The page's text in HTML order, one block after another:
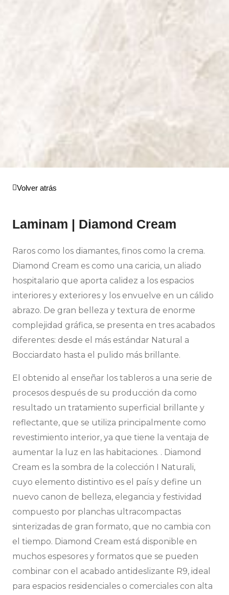
Volver atrás
Laminam | Diamond Cream
Raros como los diamantes, finos como la crema.
Diamond Cream es como una caricia, un aliado
hospitalario que aporta calidez a los espacios
interiores y exteriores y los envuelve en un cálido
abrazo. De gran belleza y textura de enorme
complejidad gráfica, se presenta en tres acabados
diferentes: desde el más estándar Natural a
Bocciardato hasta el pulido más brillante.
El obtenido al enseñar los tableros a una serie de
procesos después de su producción da como
resultado un tratamiento superficial brillante y
reflectante, que se utiliza principalmente como
revestimiento interior, ya que tiene la ventaja de
aumentar la luz en las habitaciones. . Diamond
Cream es la sombra de la colección I Naturali,
cuyo elemento distintivo es el país y define un
nuevo canon de belleza, elegancia y festividad
compuesto por planchas ultracompactas
sinterizadas de gran formato, que no cambia con
el tiempo. Diamond Cream está disponible en
muchos espesores y formatos que se pueden
combinar con el acabado antideslizante R9, ideal
para espacios residenciales o comerciales con alta